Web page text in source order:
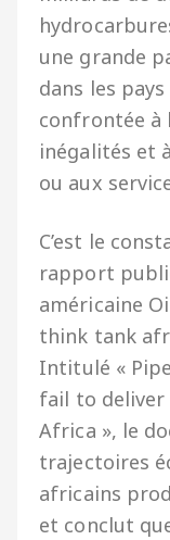
une grande
dans les
confrontée à
inégalités et
ou aux
C’est le
rapport
américaine
think tank
Intitulé «
fail to deliver
Africa », le
trajectoires
africains
et conclut